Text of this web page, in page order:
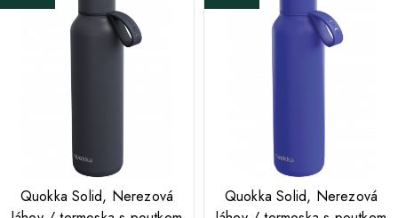
Quokka Solid, Nerezová
Quokka Solid, Nerezová